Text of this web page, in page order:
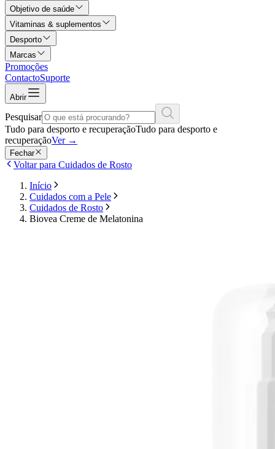
Objetivo de saúde
Vitaminas & suplementos
Desporto
Marcas
Promoções
ContactoSuporte
Abrir
Pesquisar
Tudo para desporto e recuperaçãoTudo para desporto e
recuperaçãoVer →
Fechar
Voltar para Cuidados de Rosto
Início
Cuidados com a Pele
Cuidados de Rosto
Biovea Creme de Melatonina